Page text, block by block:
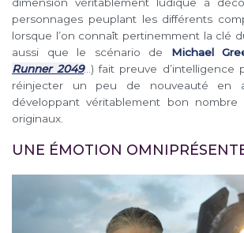
personnages peuplant les différents
lorsque l’on connaît pertinemment la clé
aussi que le scénario de Michael
Runner 2049…) fait preuve d’intelligence
réinjecter un peu de nouveauté en
développant véritablement bon nombre
originaux.
UNE ÉMOTION